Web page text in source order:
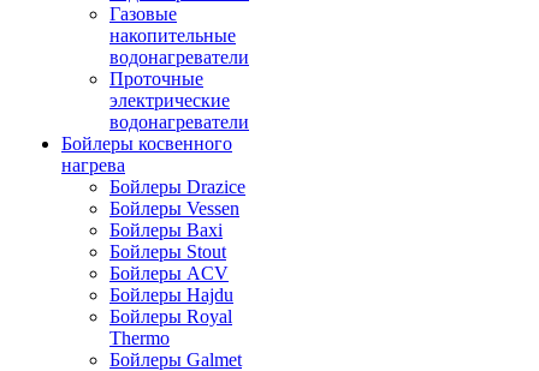
Газовые
накопительные
водонагреватели
Проточные
электрические
водонагреватели
Бойлеры косвенного
нагрева
Бойлеры Drazice
Бойлеры Vessen
Бойлеры Baxi
Бойлеры Stout
Бойлеры ACV
Бойлеры Hajdu
Бойлеры Royal
Thermo
Бойлеры Galmet